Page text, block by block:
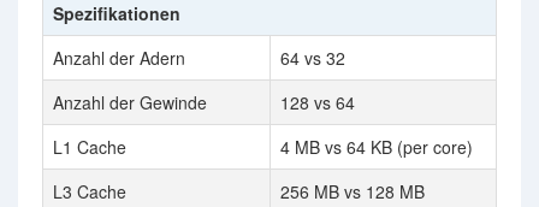
Spezifikationen
Anzahl der Adern
64 vs 32
Anzahl der Gewinde
128 vs 64
L1 Cache
4 MB vs 64 KB (per core)
L3 Cache
256 MB vs 128 MB